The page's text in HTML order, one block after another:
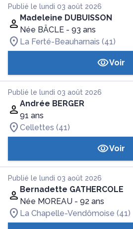
Publié le lundi 03 août 2026
Madeleine DUBUISSON
Née BÂCLE - 93 ans
La Ferté-Beauharnais (41)
Voir
Publié le lundi 03 août 2026
Andrée BERGER
91 ans
Cellettes (41)
Voir
Publié le lundi 03 août 2026
Bernadette GATHERCOLE
Née MOREAU - 92 ans
La Chapelle-Vendômoise (41)